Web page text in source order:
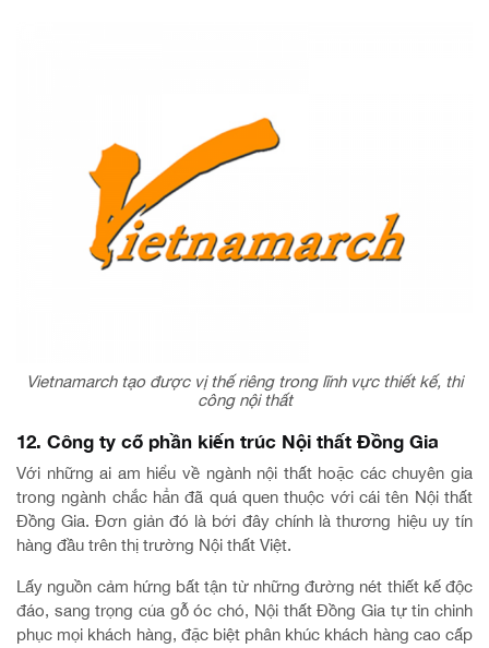
Vietnamarch tạo được vị thế riêng trong lĩnh vực thiết kế, thi
công nội thất
12. Công ty cổ phần kiến trúc Nội thất Đồng Gia
Với những ai am hiểu về ngành nội thất hoặc các chuyên gia
trong ngành chắc hẳn đã quá quen thuộc với cái tên Nội thất
Đồng Gia. Đơn giản đó là bởi đây chính là thương hiệu uy tín
hàng đầu trên thị trường Nội thất Việt.
Lấy nguồn cảm hứng bất tận từ những đường nét thiết kế độc
đáo, sang trọng của gỗ óc chó, Nội thất Đồng Gia tự tin chinh
phục mọi khách hàng, đặc biệt phân khúc khách hàng cao cấp